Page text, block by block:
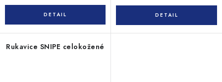
Rukavice SNIPE celokožené